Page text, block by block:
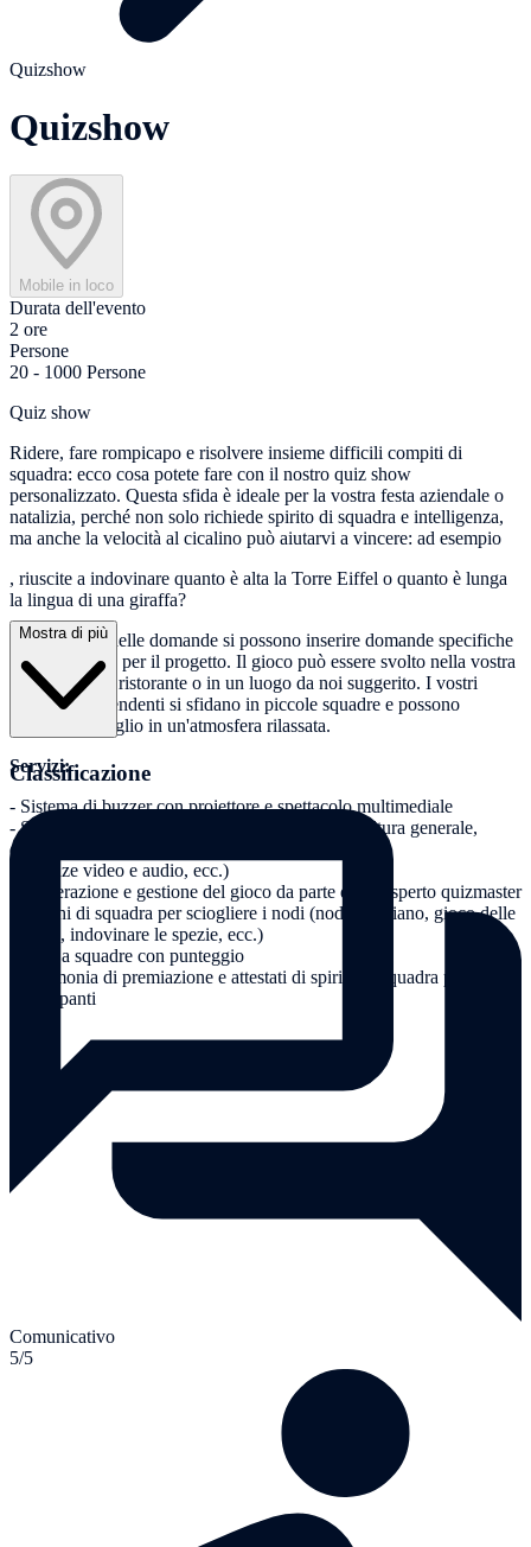
Quizshow
Quizshow
Mobile in loco
Durata dell'evento
2 ore
Persone
20 - 1000 Persone
Quiz show
Ridere, fare rompicapo e risolvere insieme difficili compiti di
squadra: ecco cosa potete fare con il nostro quiz show
personalizzato. Questa sfida è ideale per la vostra festa aziendale o
natalizia, perché non solo richiede spirito di squadra e intelligenza,
ma anche la velocità al cicalino può aiutarvi a vincere: ad esempio
, riuscite a indovinare quanto è alta la Torre Eiffel o quanto è lunga
la lingua di una giraffa?
Nel catalogo delle domande si possono inserire domande specifiche
per l'azienda o per il progetto. Il gioco può essere svolto nella vostra
azienda, in un ristorante o in un luogo da noi suggerito. I vostri
colleghi e dipendenti si sfidano in piccole squadre e possono
conoscersi meglio in un'atmosfera rilassata.
Servizi:
- Sistema di buzzer con proiettore e spettacolo multimediale
- Spettacolo multimediale con vari argomenti (cultura generale,
domande scherzose e indovinelli,
sequenze video e audio, ecc.)
- Moderazione e gestione del gioco da parte di un esperto quizmaster
- Giochi di squadra per sciogliere i nodi (nodo gordiano, gioco delle
unghie, indovinare le spezie, ecc.)
- Gara a squadre con punteggio
- Cerimonia di premiazione e attestati di spirito di squadra per tutti i
partecipanti
Mostra di più
Classificazione
Comunicativo
5/5